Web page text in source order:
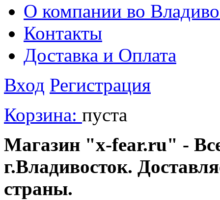
О компании во
Контакты
Доставка и Оплата
Вход Регистрация
Корзина: пуста
Магазин "x-fear.ru" -
г.Владивосток.
страны.